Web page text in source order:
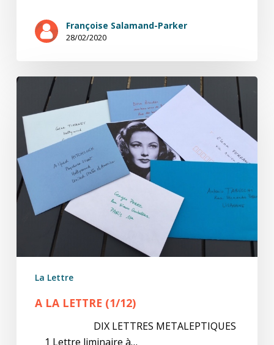
Françoise Salamand-Parker
28/02/2020
A
lettre
(1/12)
La Lettre
A LA LETTRE (1/12)
DIX LETTRES METALEPTIQUES
1 Lettre liminaire à…